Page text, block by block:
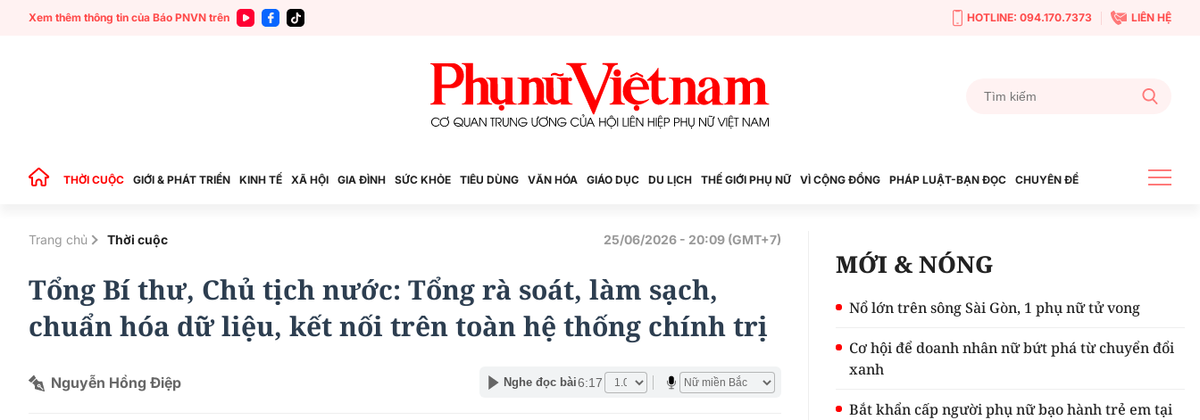
Xem thêm thông tin của Báo PNVN trên HOTLINE: 094.170.7373 LIÊN HỆ
THỜI CUỘC GIỚI & PHÁT TRIỂN KINH TẾ XÃ HỘI GIA ĐÌNH SỨC KHỎE TIÊU DÙNG VĂN HÓA GIÁO DỤC DU LỊCH THẾ GIỚI PHỤ NỮ VÌ CỘNG ĐỒNG PHÁP LUẬT-BẠN ĐỌC CHUYÊN ĐỀ
Trang chủ Thời cuộc 25/06/2026 - 20:09 (GMT+7)
Tổng Bí thư, Chủ tịch nước: Tổng rà soát, làm sạch,
chuẩn hóa dữ liệu, kết nối trên toàn hệ thống chính trị
Nguyễn Hồng Điệp Nghe đọc bài6:17
MỚI & NÓNG
Nổ lớn trên sông Sài Gòn, 1 phụ nữ tử vong
Cơ hội để doanh nhân nữ bứt phá từ chuyển đổi
xanh
Bắt khẩn cấp người phụ nữ bạo hành trẻ em tại